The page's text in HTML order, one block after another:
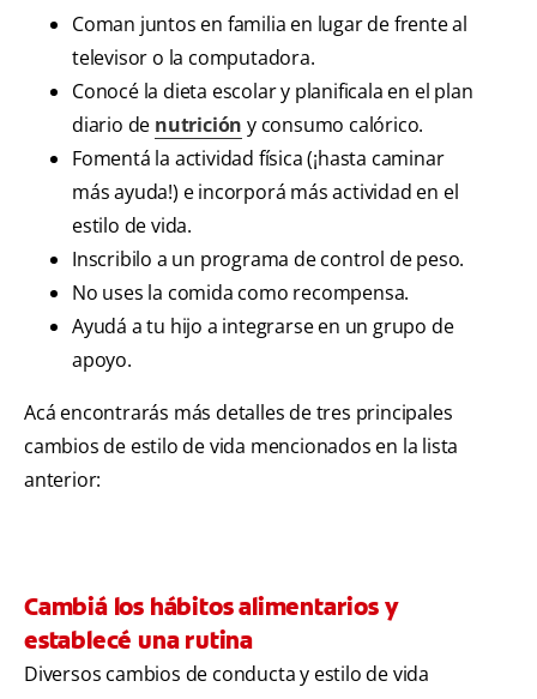
Coman juntos en familia en lugar de frente al
televisor o la computadora.
Conocé la dieta escolar y planificala en el plan
diario de nutrición y consumo calórico.
Fomentá la actividad física (¡hasta caminar
más ayuda!) e incorporá más actividad en el
estilo de vida.
Inscribilo a un programa de control de peso.
No uses la comida como recompensa.
Ayudá a tu hijo a integrarse en un grupo de
apoyo.
Acá encontrarás más detalles de tres principales
cambios de estilo de vida mencionados en la lista
anterior:
Cambiá los hábitos alimentarios y
establecé una rutina
Diversos cambios de conducta y estilo de vida